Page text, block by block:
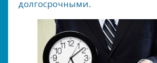
долгосрочными.